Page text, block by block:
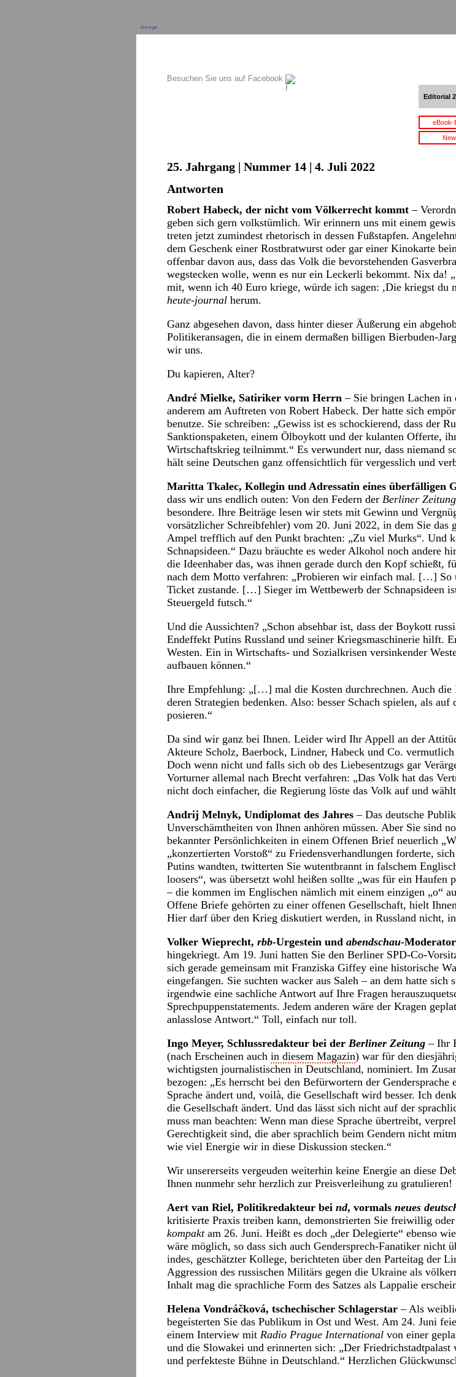
Anzeige
Besuchen Sie uns auf Facebook
Editorial
eBook-
25. Jahrgang | Nummer 14 | 4. Juli 2022
Antworten
Robert Habeck, der nicht vom Völkerrecht kommt –
geben sich gern volkstümlich. Wir erinnern uns mit einem
treten jetzt zumindest rhetorisch in dessen Fußstapfen.
dem Geschenk einer Rostbratwurst oder gar einer Kinokarte
offenbar davon aus, dass das Volk die bevorstehenden
wegstecken wolle, wenn es nur ein Leckerli bekommt. Nix da!
mit, wenn ich 40 Euro kriege, würde ich sagen: ,Die kriegst du
heute-journal herum.
Ganz abgesehen davon, dass hinter dieser Äußerung ein
Politikeransagen, die in einem dermaßen billigen Bierbuden-
wir uns.
Du kapieren, Alter?
André Mielke, Satiriker vorm Herrn – Sie bringen Lachen in
anderem am Auftreten von Robert Habeck. Der hatte sich
benutze. Sie schreiben: „Gewiss ist es schockierend, dass der
Sanktionspaketen, einem Ölboykott und der kulanten Offerte,
Wirtschaftskrieg teilnimmt.“ Es verwundert nur, dass niemand
hält seine Deutschen ganz offensichtlich für vergesslich und
Maritta Tkalec, Kollegin und Adressatin eines überfälligen
dass wir uns endlich outen: Von den Federn der Berliner Zeitung
besondere. Ihre Beiträge lesen wir stets mit Gewinn und
vorsätzlicher Schreibfehler) vom 20. Juni 2022, in dem Sie das
Ampel trefflich auf den Punkt brachten: „Zu viel Murks“. Und
Schnapsideen.“ Dazu bräuchte es weder Alkohol noch andere
die Ideenhaber das, was ihnen gerade durch den Kopf schießt,
nach dem Motto verfahren: „Probieren wir einfach mal. […] So
Ticket zustande. […] Sieger im Wettbewerb der Schnapsideen
Steuergeld futsch.“
Und die Aussichten? „Schon absehbar ist, dass der Boykott
Endeffekt Putins Russland und seiner Kriegsmaschinerie hilft.
Westen. Ein in Wirtschafts- und Sozialkrisen versinkender
aufbauen können.“
Ihre Empfehlung: „[…] mal die Kosten durchrechnen. Auch die
deren Strategien bedenken. Also: besser Schach spielen, als
posieren.“
Da sind wir ganz bei Ihnen. Leider wird Ihr Appell an der
Akteure Scholz, Baerbock, Lindner, Habeck und Co.
Doch wenn nicht und falls sich ob des Liebesentzugs gar
Vorturner allemal nach Brecht verfahren: „Das Volk hat das
nicht doch einfacher, die Regierung löste das Volk auf und
Andrij Melnyk, Undiplomat des Jahres – Das deutsche
Unverschämtheiten von Ihnen anhören müssen. Aber Sie sind
bekannter Persönlichkeiten in einem Offenen Brief neuerlich
„konzertierten Vorstoß“ zu Friedensverhandlungen forderte,
Putins wandten, twitterten Sie wutentbrannt in falschem
loosers“, was übersetzt wohl heißen sollte „was für ein Haufen
– die kommen im Englischen nämlich mit einem einzigen „o“
Offene Briefe gehörten zu einer offenen Gesellschaft, hielt
Hier darf über den Krieg diskutiert werden, in Russland nicht,
Volker Wieprecht, rbb-Urgestein und abendschau-Moderator
hingekriegt. Am 19. Juni hatten Sie den Berliner SPD-Co-
sich gerade gemeinsam mit Franziska Giffey eine historische
eingefangen. Sie suchten wacker aus Saleh – an dem hatte
irgendwie eine sachliche Antwort auf Ihre Fragen
Sprechpuppenstatements. Jedem anderen wäre der Kragen
anlasslose Antwort.“ Toll, einfach nur toll.
Ingo Meyer, Schlussredakteur bei der Berliner Zeitung – Ihr
(nach Erscheinen auch in diesem Magazin) war für den
wichtigsten journalistischen in Deutschland, nominiert. Im
bezogen: „Es herrscht bei den Befürwortern der
Sprache ändert und, voilà, die Gesellschaft wird besser. Ich
die Gesellschaft ändert. Und das lässt sich nicht auf der
muss man beachten: Wenn man diese Sprache übertreibt,
Gerechtigkeit sind, die aber sprachlich beim Gendern nicht
wie viel Energie wir in diese Diskussion stecken.“
Wir unsererseits vergeuden weiterhin keine Energie an diese
Ihnen nunmehr sehr herzlich zur Preisverleihung zu gratulieren!
Aert van Riel, Politikredakteur bei nd, vormals neues
kritisierte Praxis treiben kann, demonstrierten Sie freiwillig
kompakt am 26. Juni. Heißt es doch „der Delegierte“ ebenso
wäre möglich, so dass sich auch Gendersprech-Fanatiker nicht
indes, geschätzter Kollege, berichteten über den Parteitag der
Aggression des russischen Militärs gegen die Ukraine als
Inhalt mag die sprachliche Form des Satzes als Lappalie
Helena Vondráčková, tschechischer Schlagerstar – Als
begeisterten Sie das Publikum in Ost und West. Am 24. Juni
einem Interview mit Radio Prague International von einer
und die Slowakei und erinnerten sich: „Der
und perfekteste Bühne in Deutschland.“ Herzlichen